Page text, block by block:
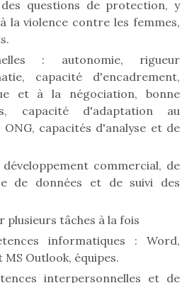
questions de protection, y
la violence contre les femmes,
: autonomie, rigueur
capacité d'encadrement,
et à la négociation, bonne
capacité d'adaptation au
capacités d'analyse et de
commercial, de
de données et de suivi des
plusieurs tâches à la fois
informatiques : Word,
Outlook, équipes.
interpersonnelles et de